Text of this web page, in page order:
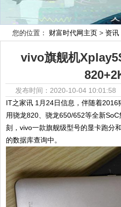
您的位置： 财富时代网主页 > 资讯
vivo旗舰机
发布时间：2020-10-04
IT之家讯 1月24日信息，伴随着
用骁龙820、骁龙650/652等全新
刻，vivo一款旗舰级型号的显卡跑分
的数据库查询中。